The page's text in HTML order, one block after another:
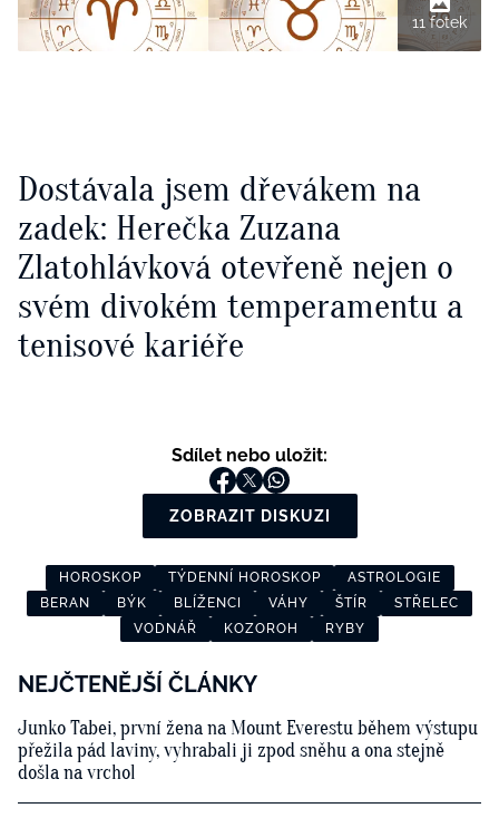
11 fotek
Dostávala jsem dřevákem na
zadek: Herečka Zuzana
Zlatohlávková otevřeně nejen o
svém divokém temperamentu a
tenisové kariéře
Sdílet nebo uložit:
ZOBRAZIT DISKUZI
HOROSKOP TÝDENNÍ HOROSKOP
ASTROLOGIE
BERAN
BÝK BLÍŽENCI VÁHY ŠTÍR
STŘELEC
VODNÁŘ
KOZOROH RYBY
NEJČTENĚJŠÍ ČLÁNKY
Junko Tabei, první žena na Mount Everestu během výstupu
přežila pád laviny, vyhrabali ji zpod sněhu a ona stejně
došla na vrchol